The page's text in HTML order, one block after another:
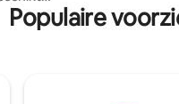
gratis
herinneringen
fiets of
Populaire